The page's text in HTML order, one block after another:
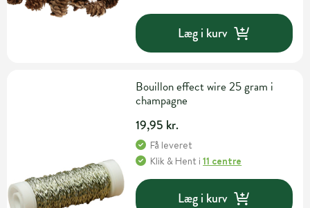
Læg i kurv
Bouillon effect wire 25 gram i
champagne
19,95 kr.
Få leveret
Klik & Hent i11 centre
Læg i kurv